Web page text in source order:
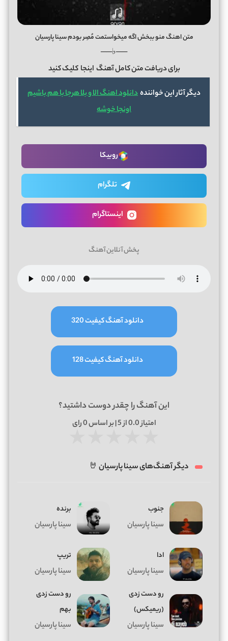
متن اهنگ منو ببخش اگه میخواستمت مُصِر بودم سینا پارسیان
──♭──
برای دریافت متن کامل آهنگ اینجا کلیک کنید
دیگر آثار این خوانندهدانلود اهنگ الا و بلا هرجا با هم باشیم
اونجا خوشه
روبیکا
تلگرام
اینستاگرام
پخش آنلاین آهنگ
دانلود آهنگ کیفیت 320
دانلود آهنگ کیفیت 128
این آهنگ را چقدر دوست داشتید؟
امتیاز0.0از 5 | بر اساس 0رای
دیگر آهنگ‌های سینا پارسیان 🤘
جنوب
سینا پارسیان
برنده
سینا پارسیان
ادا
سینا پارسیان
تریپ
سینا پارسیان
رو دست زدی
(ریمیکس)
سینا پارسیان
رو دست زدی
بهم
سینا پارسیان